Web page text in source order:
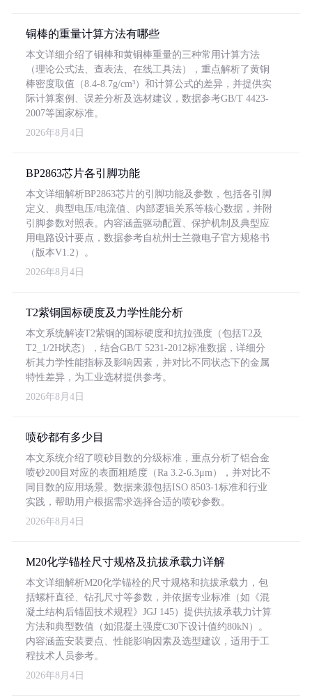
铜棒的重量计算方法有哪些
本文详细介绍了铜棒和黄铜棒重量的三种常用计算方法
（理论公式法、查表法、在线工具法），重点解析了黄铜
棒密度取值（8.4-8.7g/cm³）和计算公式的差异，并提供实
际计算案例、误差分析及选材建议，数据参考GB/T 4423-
2007等国家标准。
2026年8月4日
BP2863芯片各引脚功能
本文详细解析BP2863芯片的引脚功能及参数，包括各引脚
定义、典型电压/电流值、内部逻辑关系等核心数据，并附
引脚参数对照表。内容涵盖驱动配置、保护机制及典型应
用电路设计要点，数据参考自杭州士兰微电子官方规格书
（版本V1.2）。
2026年8月4日
T2紫铜国标硬度及力学性能分析
本文系统解读T2紫铜的国标硬度和抗拉强度（包括T2及
T2_1/2H状态），结合GB/T 5231-2012标准数据，详细分
析其力学性能指标及影响因素，并对比不同状态下的金属
特性差异，为工业选材提供参考。
2026年8月4日
喷砂都有多少目
本文系统介绍了喷砂目数的分级标准，重点分析了铝合金
喷砂200目对应的表面粗糙度（Ra 3.2-6.3μm），并对比不
同目数的应用场景。数据来源包括ISO 8503-1标准和行业
实践，帮助用户根据需求选择合适的喷砂参数。
2026年8月4日
M20化学锚栓尺寸规格及抗拔承载力详解
本文详细解析M20化学锚栓的尺寸规格和抗拔承载力，包
括螺杆直径、钻孔尺寸等参数，并依据专业标准（如《混
凝土结构后锚固技术规程》JGJ 145）提供抗拔承载力计算
方法和典型数值（如混凝土强度C30下设计值约80kN）。
内容涵盖安装要点、性能影响因素及选型建议，适用于工
程技术人员参考。
2026年8月4日